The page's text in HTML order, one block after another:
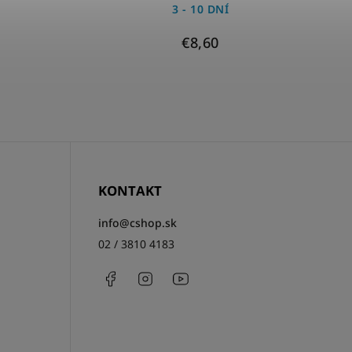
3 - 10 DNÍ
€8,60
KONTAKT
info@cshop.sk
02 / 3810 4183
FacebookInstagram